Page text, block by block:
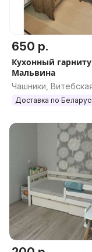
650 р.
Кухонный
Мальвина
Чашники,
Доставка по